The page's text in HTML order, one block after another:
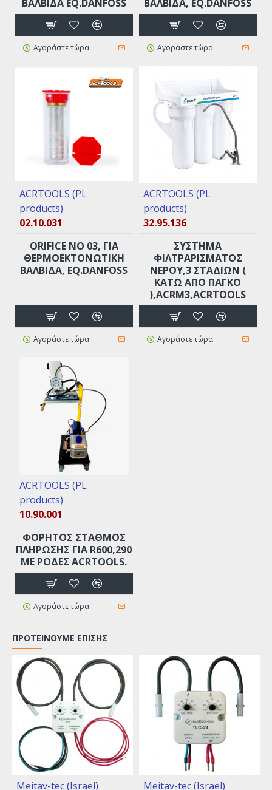
ΒΑΛΒΊΔΑ EQ.DANFOSS
Αγοράστε τώρα
ΒΑΛΒΊΔΑ, EQ.DANFOSS
Αγοράστε τώρα
ACRTOOLS (PL
products)
02.10.031
ORIFICE ΝO 03, ΓΙΑ
ΘΕΡΜΟΕΚΤΟΝΩΤΙΚΉ
ΒΑΛΒΊΔΑ, EQ.DANFOSS
Αγοράστε τώρα
ACRTOOLS (PL
products)
32.95.136
ΣΥΣΤΗΜΑ
ΦΙΛΤΡΑΡΙΣΜΑΤΟΣ
ΝΕΡΟΥ,3 ΣΤΑΔΊΩΝ (
ΚΆΤΩ ΑΠΟ ΠΆΓΚΟ
),ACRM3,ACRTOOLS
Αγοράστε τώρα
ACRTOOLS (PL
products)
10.90.001
ΦΟΡΗΤΟΣ ΣΤΑΘΜΟΣ
ΠΛΗΡΩΣΗΣ ΓΙΑ R600,290
ΜΕ ΡΌΔΕΣ ACRTOOLS.
Αγοράστε τώρα
ΠΡΟΤΕΊΝΟΥΜΕ ΕΠΊΣΗΣ
Meitav-tec (Israel)
Meitav-tec (Israel)